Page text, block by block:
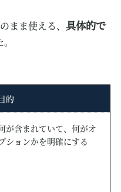
まま使える、 具体的で
的
が含まれていて、何がオ
ションかを明確にする